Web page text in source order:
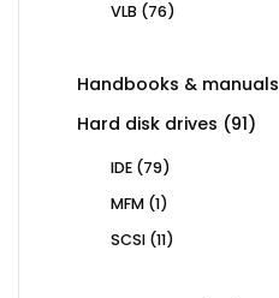
VLB 7676
Handbooks & manuals
Hard disk drives 9191
IDE 7979
MFM 11
SCSI 1111